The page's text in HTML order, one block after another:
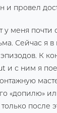
и провел
меня почти
Сейчас я в
К
и с ним я
«допилю»
после